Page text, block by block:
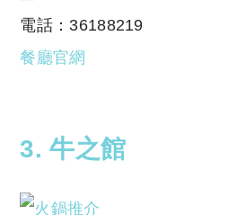
電話：36188219
餐廳官網
3. 牛之館